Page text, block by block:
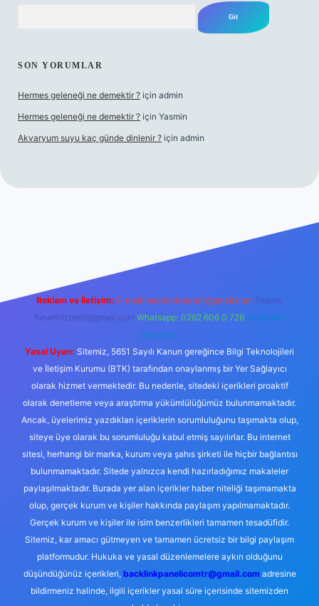
SON YORUMLAR
Hermes geleneği ne demektir ? için admin
Hermes geleneği ne demektir ? için Yasmin
Akvaryum suyu kaç günde dinlenir ? için admin
Reklam ve İletişim: E-mail: backlinkpaneli@gmail.com Teams:
forumhizmeti@gmail.com Whatsapp: 0262 606 0 726 Telegram:
@karabul
Yasal Uyarı: Sitemiz, 5651 Sayılı Kanun gereğince Bilgi Teknolojileri
ve İletişim Kurumu (BTK) tarafından onaylanmış bir Yer Sağlayıcı
olarak hizmet vermektedir. Bu nedenle, sitedeki içerikleri proaktif
olarak denetleme veya araştırma yükümlülüğümüz bulunmamaktadır.
Ancak, üyelerimiz yazdıkları içeriklerin sorumluluğunu taşımakta olup,
siteye üye olarak bu sorumluluğu kabul etmiş sayılırlar. Bu internet
sitesi, herhangi bir marka, kurum veya şahıs şirketi ile hiçbir bağlantısı
bulunmamaktadır. Sitede yalnızca kendi hazırladığımız makaleler
paylaşılmaktadır. Burada yer alan içerikler haber niteliği taşımamakta
olup, gerçek kurum ve kişiler hakkında paylaşım yapılmamaktadır.
Gerçek kurum ve kişiler ile isim benzerlikleri tamamen tesadüfidir.
Sitemiz, kar amacı gütmeyen ve tamamen ücretsiz bir bilgi paylaşım
platformudur. Hukuka ve yasal düzenlemelere aykırı olduğunu
düşündüğünüz içerikleri, backlinkpanelicomtr@gmail.comadresine
bildirmeniz halinde, ilgili içerikler yasal süre içerisinde sitemizden